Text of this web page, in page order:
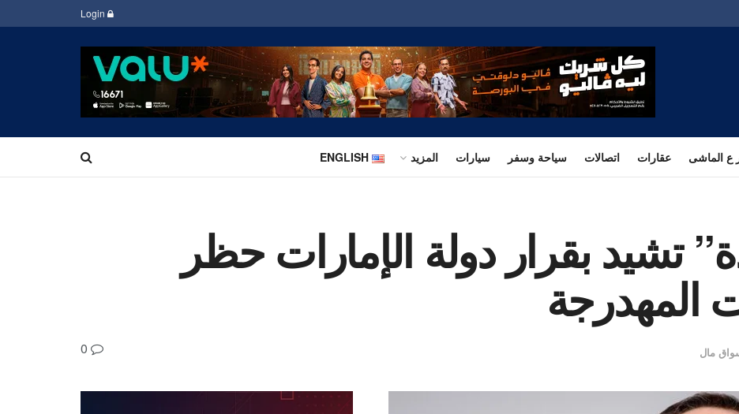
ع الماشى عقارات اتصالات سياحة وسفر سيارات المزيد ENGLISH
تشيد بقرار دولة الإمارات حظر
المهدرجة
مال